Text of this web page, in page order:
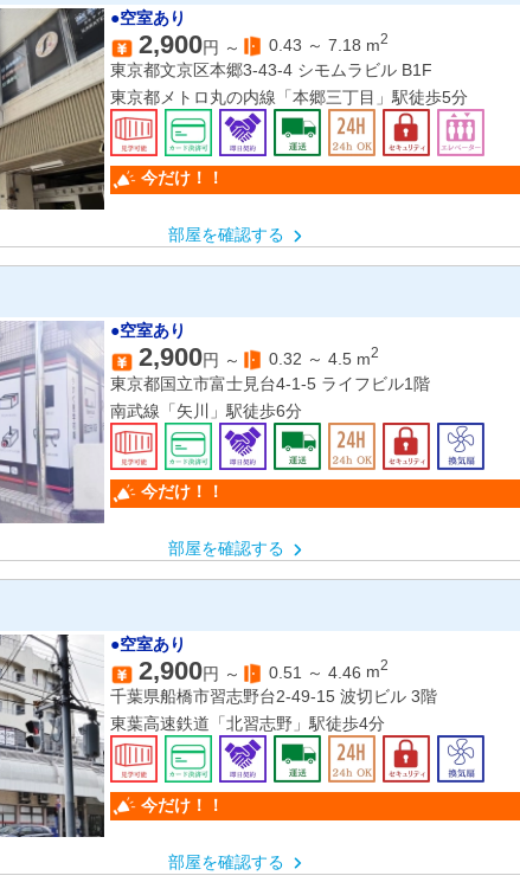
●空室あり
2,900円 ～ 0.43 ～ 7.18 m2
東京都文京区本郷3-43-4 シモムラビル B1F
東京都メトロ丸の内線「本郷三丁目」駅徒歩5分
今だけ！！
部屋を確認する
●空室あり
2,900円 ～ 0.32 ～ 4.5 m2
東京都国立市富士見台4-1-5 ライフビル1階
南武線「矢川」駅徒歩6分
今だけ！！
部屋を確認する
●空室あり
2,900円 ～ 0.51 ～ 4.46 m2
千葉県船橋市習志野台2-49-15 波切ビル 3階
東葉高速鉄道「北習志野」駅徒歩4分
今だけ！！
部屋を確認する